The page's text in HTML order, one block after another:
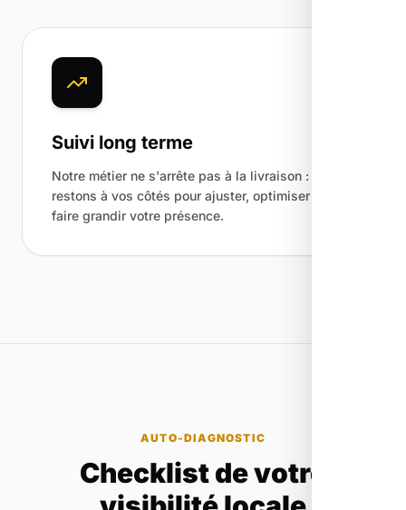
Suivi long terme
Notre métier ne s'arrête pas à la livraison : nous
restons à vos côtés pour ajuster, optimiser et
faire grandir votre présence.
AUTO-DIAGNOSTIC
Checklist de votre